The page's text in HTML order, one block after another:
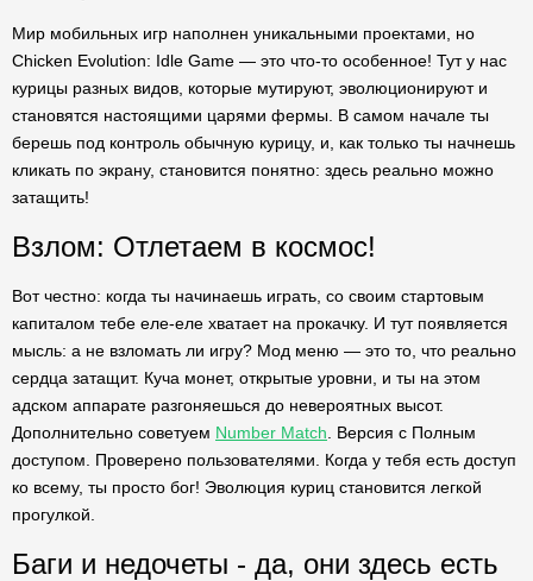
Мир мобильных игр наполнен уникальными проектами, но
Chicken Evolution: Idle Game — это что-то особенное! Тут у нас
курицы разных видов, которые мутируют, эволюционируют и
становятся настоящими царями фермы. В самом начале ты
берешь под контроль обычную курицу, и, как только ты начнешь
кликать по экрану, становится понятно: здесь реально можно
затащить!
Взлом: Отлетаем в космос!
Вот честно: когда ты начинаешь играть, со своим стартовым
капиталом тебе еле-еле хватает на прокачку. И тут появляется
мысль: а не взломать ли игру? Мод меню — это то, что реально
сердца затащит. Куча монет, открытые уровни, и ты на этом
адском аппарате разгоняешься до невероятных высот.
Дополнительно советуем Number Match . Версия с Полным
доступом. Проверено пользователями. Когда у тебя есть доступ
ко всему, ты просто бог! Эволюция куриц становится легкой
прогулкой.
Баги и недочеты - да, они здесь есть